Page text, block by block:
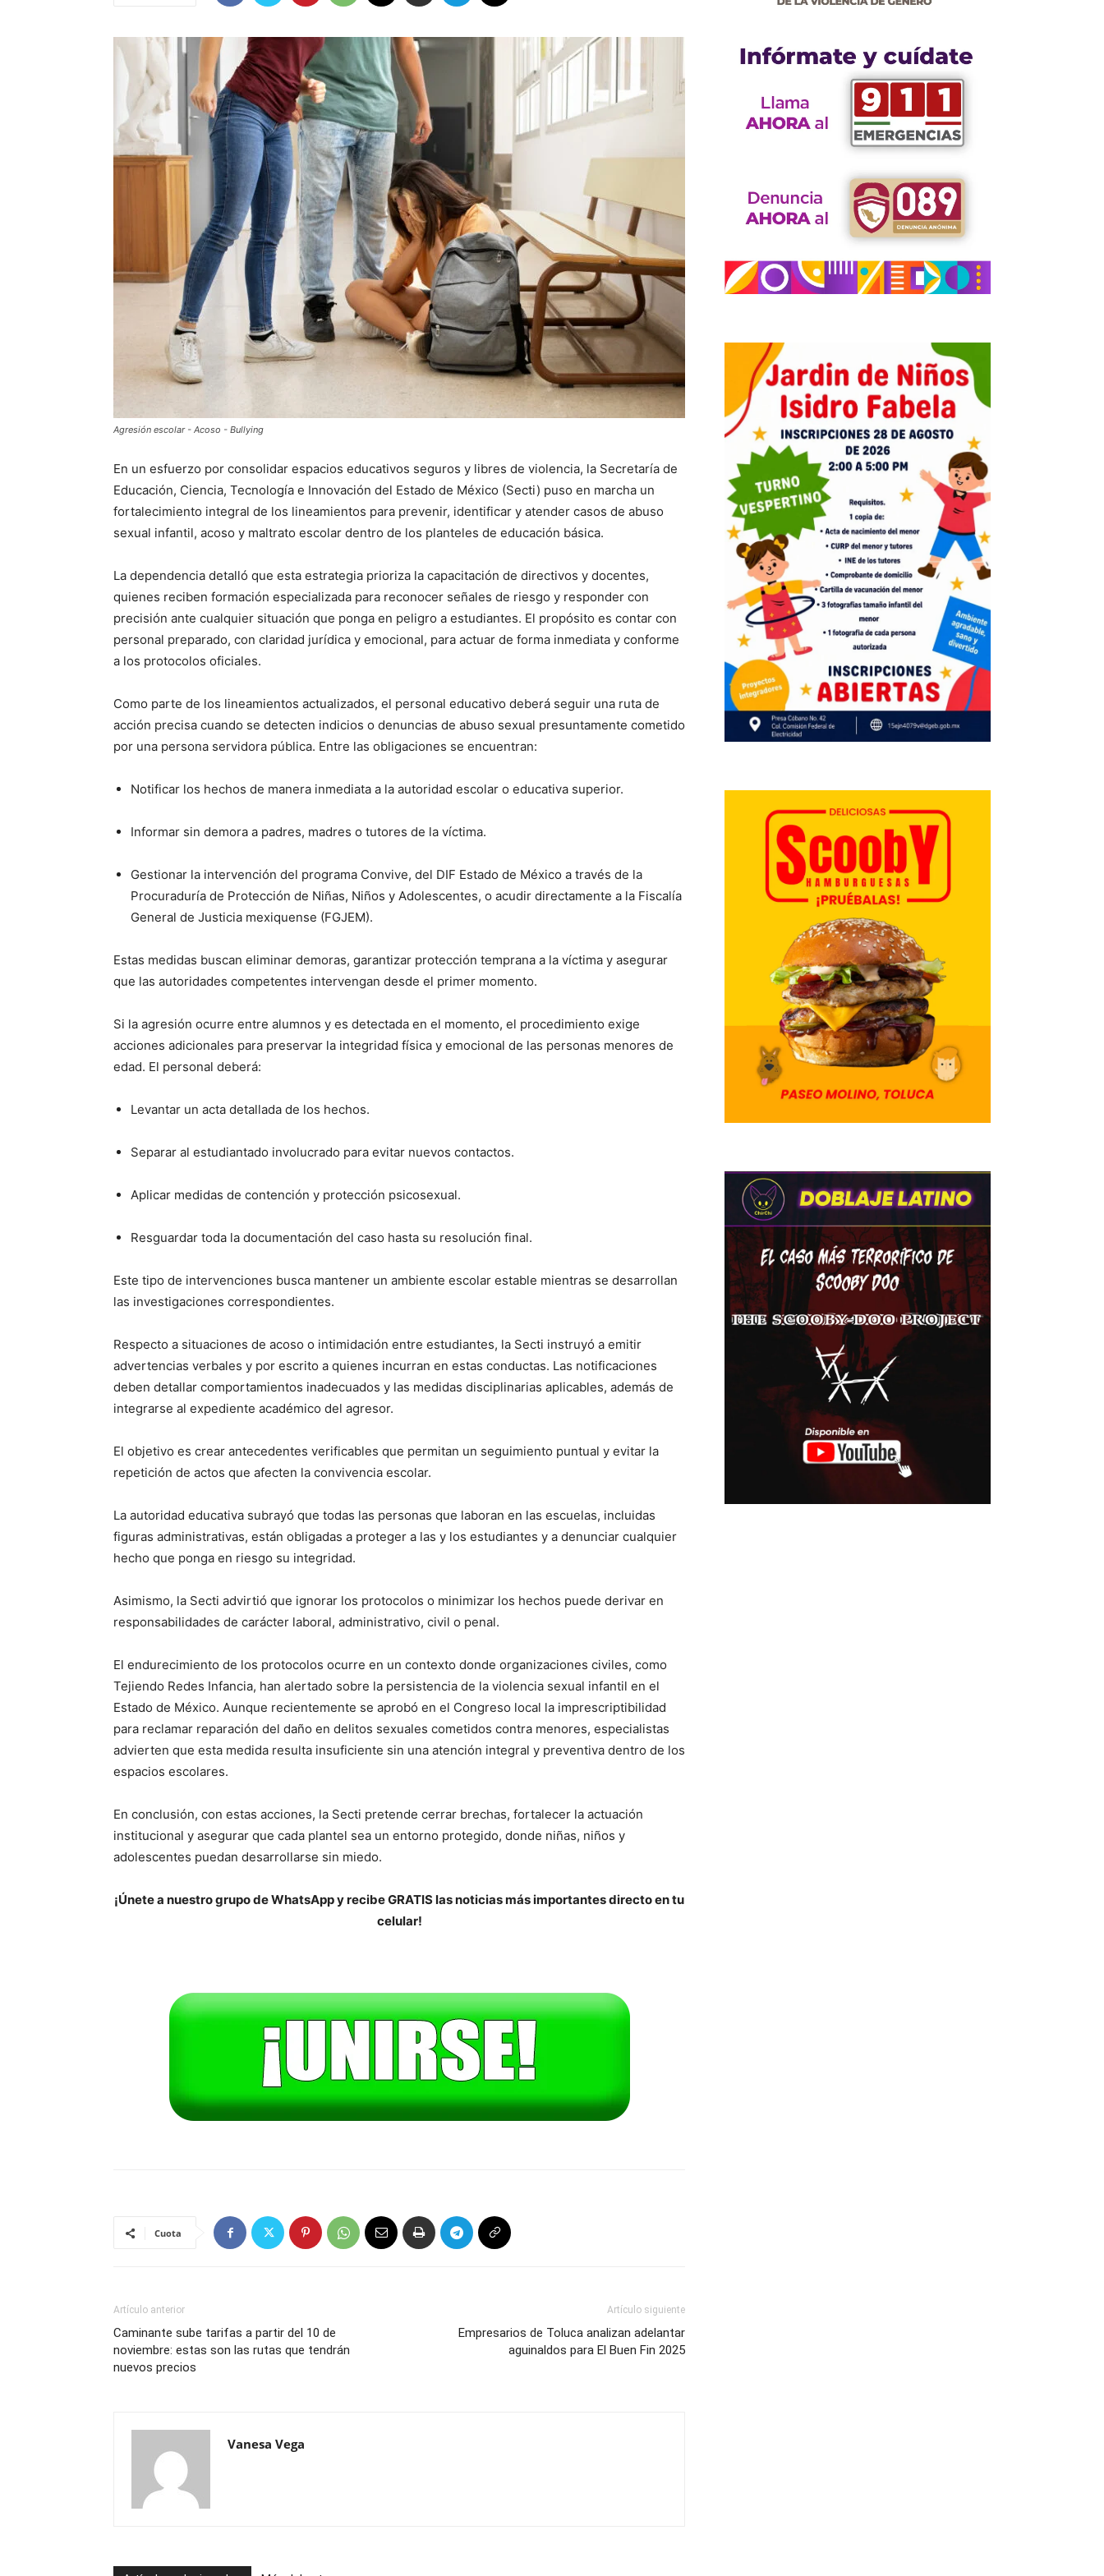
Agresión escolar - Acoso - Bullying
En un esfuerzo por consolidar espacios educativos seguros y libres de violencia, la Secretaría de
Educación, Ciencia, Tecnología e Innovación del Estado de México (Secti) puso en marcha un
fortalecimiento integral de los lineamientos para prevenir, identificar y atender casos de abuso
sexual infantil, acoso y maltrato escolar dentro de los planteles de educación básica.
La dependencia detalló que esta estrategia prioriza la capacitación de directivos y docentes,
quienes reciben formación especializada para reconocer señales de riesgo y responder con
precisión ante cualquier situación que ponga en peligro a estudiantes. El propósito es contar con
personal preparado, con claridad jurídica y emocional, para actuar de forma inmediata y conforme
a los protocolos oficiales.
Como parte de los lineamientos actualizados, el personal educativo deberá seguir una ruta de
acción precisa cuando se detecten indicios o denuncias de abuso sexual presuntamente cometido
por una persona servidora pública. Entre las obligaciones se encuentran:
Notificar los hechos de manera inmediata a la autoridad escolar o educativa superior.
Informar sin demora a padres, madres o tutores de la víctima.
Gestionar la intervención del programa Convive, del DIF Estado de México a través de la
Procuraduría de Protección de Niñas, Niños y Adolescentes, o acudir directamente a la Fiscalía
General de Justicia mexiquense (FGJEM).
Estas medidas buscan eliminar demoras, garantizar protección temprana a la víctima y asegurar
que las autoridades competentes intervengan desde el primer momento.
Si la agresión ocurre entre alumnos y es detectada en el momento, el procedimiento exige
acciones adicionales para preservar la integridad física y emocional de las personas menores de
edad. El personal deberá:
Levantar un acta detallada de los hechos.
Separar al estudiantado involucrado para evitar nuevos contactos.
Aplicar medidas de contención y protección psicosexual.
Resguardar toda la documentación del caso hasta su resolución final.
Este tipo de intervenciones busca mantener un ambiente escolar estable mientras se desarrollan
las investigaciones correspondientes.
Respecto a situaciones de acoso o intimidación entre estudiantes, la Secti instruyó a emitir
advertencias verbales y por escrito a quienes incurran en estas conductas. Las notificaciones
deben detallar comportamientos inadecuados y las medidas disciplinarias aplicables, además de
integrarse al expediente académico del agresor.
El objetivo es crear antecedentes verificables que permitan un seguimiento puntual y evitar la
repetición de actos que afecten la convivencia escolar.
La autoridad educativa subrayó que todas las personas que laboran en las escuelas, incluidas
figuras administrativas, están obligadas a proteger a las y los estudiantes y a denunciar cualquier
hecho que ponga en riesgo su integridad.
Asimismo, la Secti advirtió que ignorar los protocolos o minimizar los hechos puede derivar en
responsabilidades de carácter laboral, administrativo, civil o penal.
El endurecimiento de los protocolos ocurre en un contexto donde organizaciones civiles, como
Tejiendo Redes Infancia, han alertado sobre la persistencia de la violencia sexual infantil en el
Estado de México. Aunque recientemente se aprobó en el Congreso local la imprescriptibilidad
para reclamar reparación del daño en delitos sexuales cometidos contra menores, especialistas
advierten que esta medida resulta insuficiente sin una atención integral y preventiva dentro de los
espacios escolares.
En conclusión, con estas acciones, la Secti pretende cerrar brechas, fortalecer la actuación
institucional y asegurar que cada plantel sea un entorno protegido, donde niñas, niños y
adolescentes puedan desarrollarse sin miedo.
¡Únete a nuestro grupo de WhatsApp y recibe GRATIS las noticias más importantes directo en tu
celular!
Cuota
Artículo anterior
Caminante sube tarifas a partir del 10 de
noviembre: estas son las rutas que tendrán
nuevos precios
Artículo siguiente
Empresarios de Toluca analizan adelantar
aguinaldos para El Buen Fin 2025
Vanesa Vega